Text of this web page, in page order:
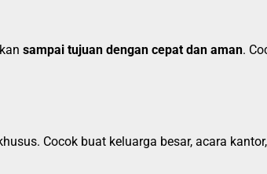
sampai tujuan dengan cepat dan aman.
Cocok buat keluarga besar, acara